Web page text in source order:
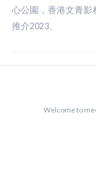
心公園，香港文青影
推介2023。
Welcome to